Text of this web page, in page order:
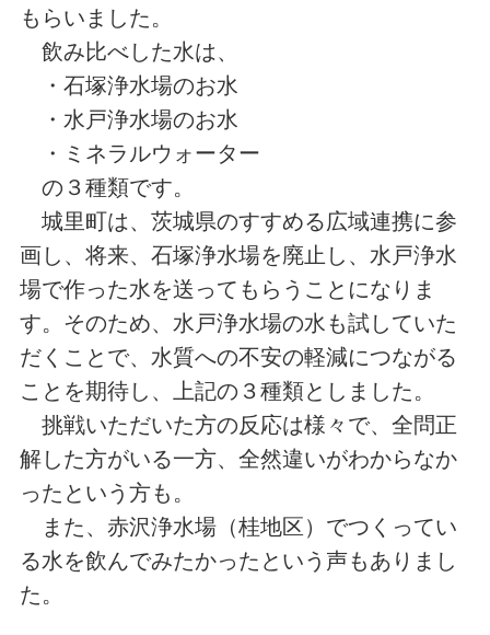
もらいました。
飲み比べした水は、
・石塚浄水場のお水
・水戸浄水場のお水
・ミネラルウォーター
の３種類です。
城里町は、茨城県のすすめる広域連携に参
画し、将来、石塚浄水場を廃止し、水戸浄水
場で作った水を送ってもらうことになりま
す。そのため、水戸浄水場の水も試していた
だくことで、水質への不安の軽減につながる
ことを期待し、上記の３種類としました。
挑戦いただいた方の反応は様々で、全問正
解した方がいる一方、全然違いがわからなか
ったという方も。
また、赤沢浄水場（桂地区）でつくってい
る水を飲んでみたかったという声もありまし
た。